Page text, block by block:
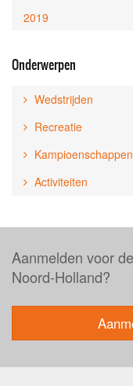
2019
Onderwerpen
Wedstrijden
Recreatie
Kampioenschappen
Activiteiten
Aanmelden voor
Noord-Holland?